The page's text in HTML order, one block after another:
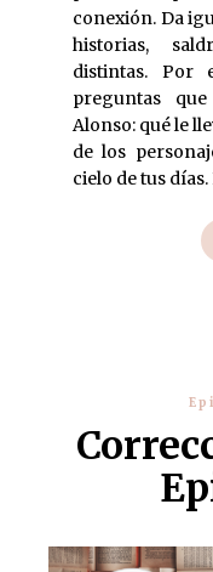
conexión. Da
historias,
distintas. Por
preguntas
Alonso: qué le
de los
cielo de tus días.